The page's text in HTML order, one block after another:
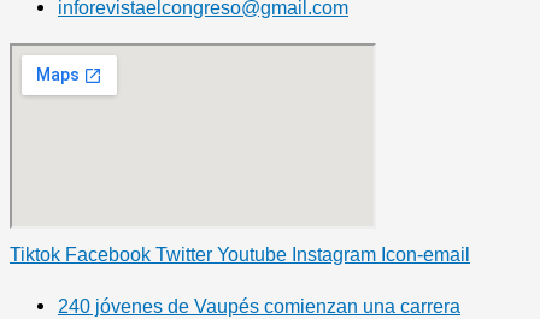
inforevistaelcongreso@gmail.com
Tiktok Facebook Twitter Youtube Instagram Icon-email
240 jóvenes de Vaupés comienzan una carrera